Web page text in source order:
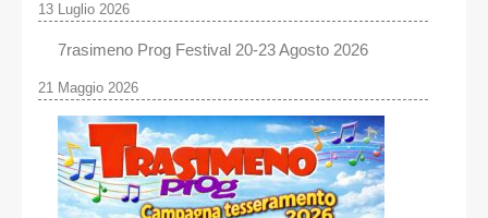
13 Luglio 2026
7rasimeno Prog Festival 20-23 Agosto 2026
21 Maggio 2026